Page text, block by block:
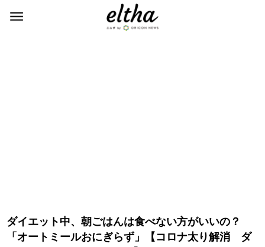
ダイエット中、朝ごはんは食べない方がいいの？
「オートミールおにぎらず」【コロナ太り解消 ダ